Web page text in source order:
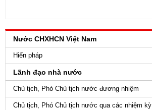
Nước CHXHCN Việt Nam
Hiến pháp
Lãnh đạo nhà nước
Chủ tịch, Phó Chủ tịch nước đương nhiệm
Chủ tịch, Phó Chủ tịch nước qua các nhiệm kỳ